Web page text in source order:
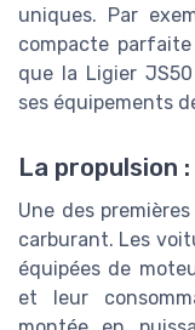
uniques. Par
compacte
que la Ligier
ses équipements
La propulsion
Une des
carburant. Les
équipées de
et leur